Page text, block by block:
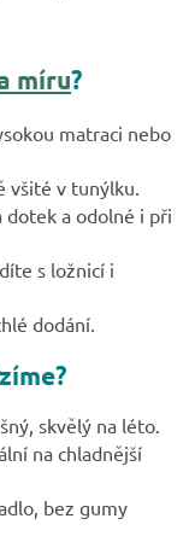
míru?
matraci nebo
všité v tunýlku.
dotek a odolné i při
s ložnicí i
dodání.
skvělý na léto.
na chladnější
bez gumy